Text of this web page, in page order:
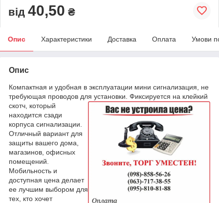
від 40,50 ₴
Опис Характеристики Доставка Оплата Умови
Опис
Компактная и удобная в эксплуатации мини сигнализация, не
требующая проводов для установки. Фиксируется на клейкий
скотч, который
находится сзади
корпуса сигнализации.
Отличный вариант для
защиты вашего дома,
магазинов, офисных
помещений.
Мобильность и
доступная цена делает
ее лучшим выбором для
тех, кто хочет